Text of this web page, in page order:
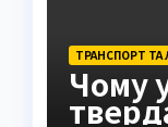
ТРАНСПОРТ ТА
Чому